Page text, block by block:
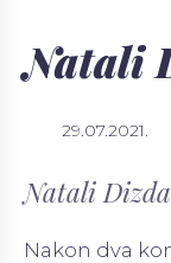
Natali
29.07.2021.
Natali
Nakon dva